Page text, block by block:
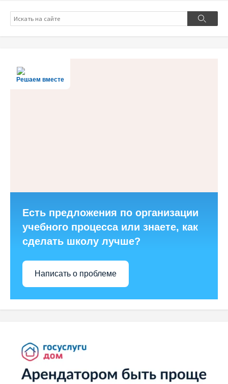
Поиск
Поиск
Решаем вместе
Есть предложения по организации
учебного процесса или знаете, как
сделать школу лучше?
Написать о проблеме